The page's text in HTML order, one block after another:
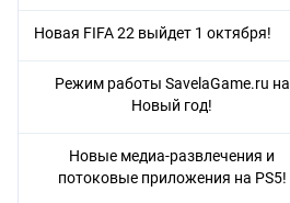
Новая FIFA 22 выйдет 1 октября!
Режим работы SavelaGame.ru на
Новый год!
Новые медиа-развлечения и
потоковые приложения на PS5!